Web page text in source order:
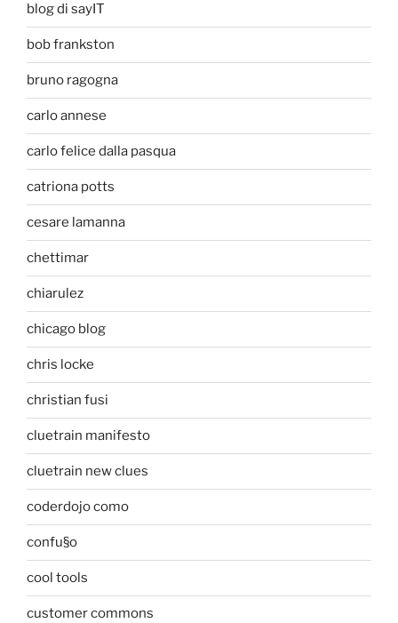
blog di sayIT
bob frankston
bruno ragogna
carlo annese
carlo felice dalla pasqua
catriona potts
cesare lamanna
chettimar
chiarulez
chicago blog
chris locke
christian fusi
cluetrain manifesto
cluetrain new clues
coderdojo como
confu§o
cool tools
customer commons